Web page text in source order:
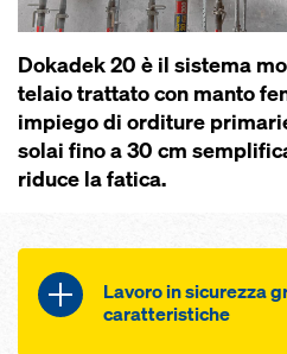
Dokadek 20 è il sistema
telaio trattato con manto
impiego di orditure
solai fino a 30 cm
riduce la fatica.
Lavoro in sicurezza
caratteristiche